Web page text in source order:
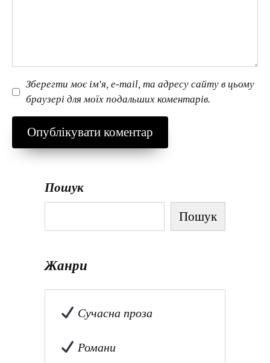
Зберегти моє ім'я, e-mail, та адресу сайту в цьому
браузері для моїх подальших коментарів.
Пошук
Пошук
Жанри
Сучасна проза
Романи